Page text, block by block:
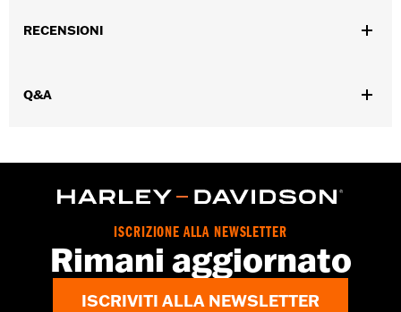
Caratteristiche funzionali:
inclusa
Origine:Imported
RECENSIONI
Q&A
ISCRIZIONE ALLA NEWSLETTER
Rimani aggiornato
ISCRIVITI ALLA NEWSLETTER